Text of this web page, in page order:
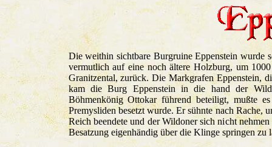
Die weithin sichtbare Burgruine Eppenstein wurde
vermutlich auf eine noch ältere Holzburg, um
Granitzental, zurück. Die Markgrafen Eppenstein,
kam die Burg Eppenstein in die hand der
Böhmenkönig Ottokar führend beteiligt, mußte
Premysliden besetzt wurde. Er sühnte nach Rache,
Reich beendete und der Wildoner sich nicht
Besatzung eigenhändig über die Klinge springen zu